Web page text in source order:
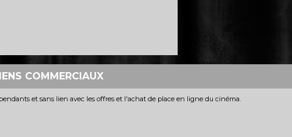
COMMERCIAUX
et sans lien avec les offres et l'achat de place en ligne du cinéma.